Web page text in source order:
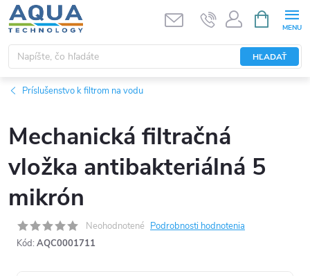
Prejsť
na
obsah
HĽADAŤ
KOŠÍK
Príslušenstvo k filtrom na vodu
Mechanická filtračná
vložka antibakteriálná 5
mikrón
Neohodnotené Podrobnosti hodnotenia
Kód: AQC0001711